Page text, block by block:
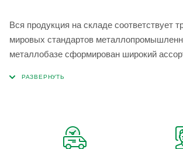
Вся продукция на складе соответствует
мировых стандартов
металлобазе сформирован широкий